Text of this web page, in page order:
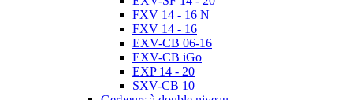
FXV 14 - 16 N
FXV 14 - 16
EXV-CB 06-16
EXV-CB iGo
EXP 14 - 20
SXV-CB 10